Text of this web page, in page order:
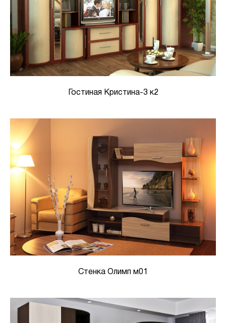
Гостиная Кристина-3 к2
Стенка Олимп м01